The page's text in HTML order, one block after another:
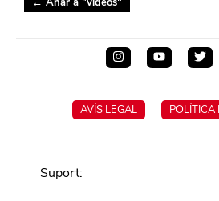
AVÍS LEGAL POLÍTICA
Suport: